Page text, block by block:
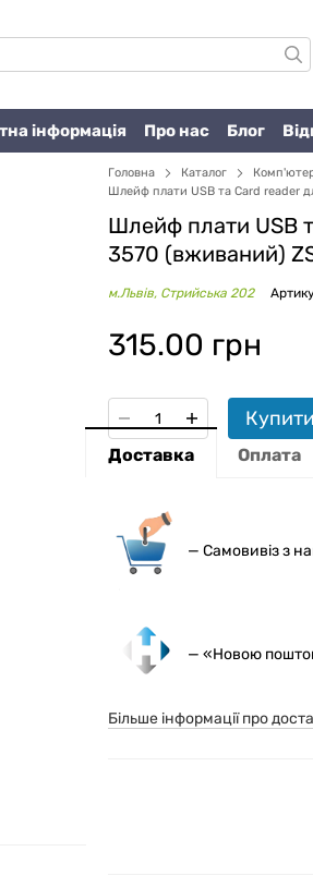
інформація Про нас Блог
Головна Каталог
Шлейф плати USB та Card reader
Шлейф плати USB
3570 (вживаний)
м.Львів, Стрийська 202
315.00 грн
Купити
Доставка Оплата
— Самовивіз з
— «Новою
Більше інформації про